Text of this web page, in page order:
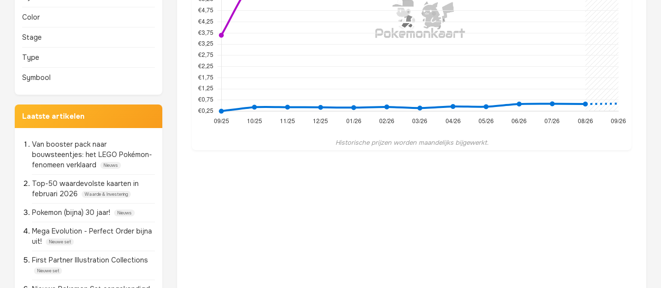
Color
Stage
Type
Symbool
Laatste artikelen
Van booster pack naar
bouwsteentjes: het LEGO Pokémon-
fenomeen verklaard
Nieuws
Top-50 waardevolste kaarten in
februari 2026
Waarde & Investering
Pokemon (bijna) 30 jaar! Nieuws
Mega Evolution - Perfect Order bijna
uit!
Nieuwe set
First Partner Illustration Collections
Nieuwe set
Historische prijzen worden maandelijks bijgewerkt.